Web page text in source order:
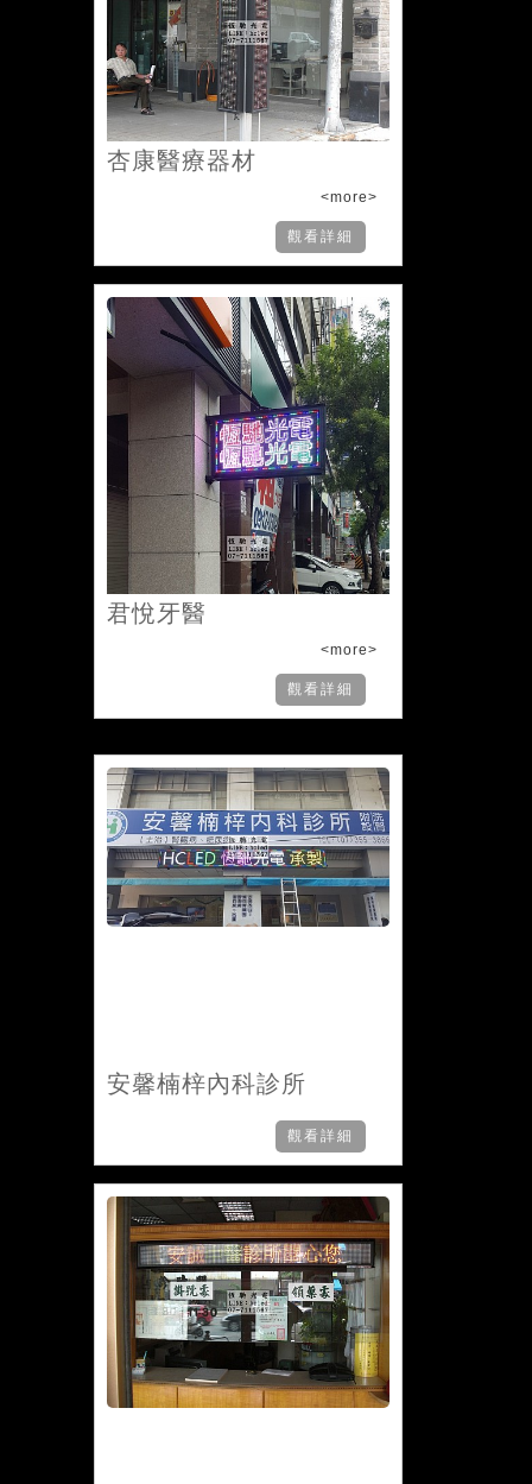
杏康醫療器材
<more>
觀看詳細
君悅牙醫
<more>
觀看詳細
安馨楠梓內科診所
觀看詳細